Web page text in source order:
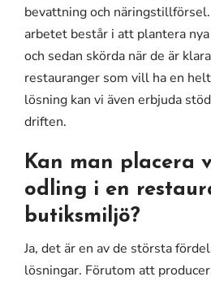
bevattning och
arbetet består i att plantera
och sedan skörda när de är
restauranger som vill ha en
lösning kan vi även erbjuda
driften.
Kan man placera
odling i en
butiksmiljö?
Ja, det är en av de största
lösningar. Förutom att